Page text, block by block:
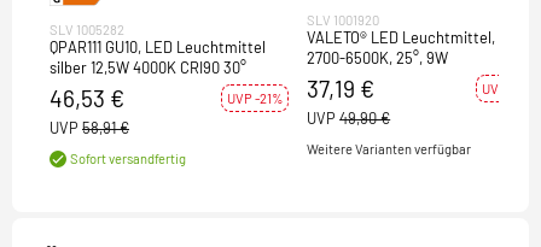
SLV 1005282
QPAR111 GU10, LED Leuchtmittel
silber 12,5W 4000K CRI90 30°
46,53 € UVP -21%
UVP 58,91 €
Sofort versandfertig
SLV 1001920
VALETO® LED Leuchtmittel, GU10,
2700-6500K, 25°, 9W
37,19 € UVP -25%
UVP 49,90 €
Weitere Varianten verfügbar